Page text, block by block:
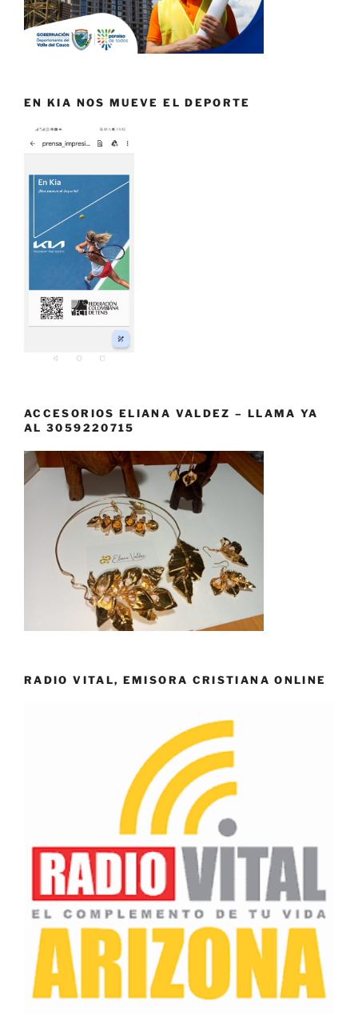
EN KIA NOS MUEVE EL DEPORTE
ACCESORIOS ELIANA VALDEZ – LLAMA YA
AL 3059220715
RADIO VITAL, EMISORA CRISTIANA ONLINE